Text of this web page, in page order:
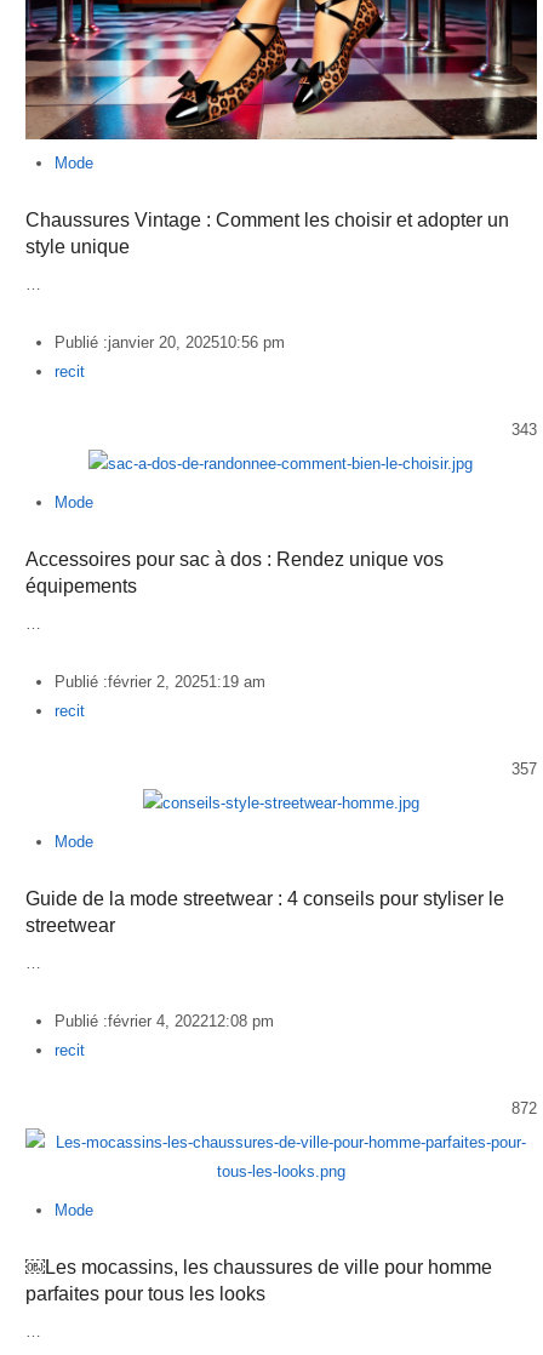
Mode
Chaussures Vintage : Comment les choisir et adopter un
style unique
…
Publié :janvier 20, 202510:56 pm
Author
recit
343
Mode
Accessoires pour sac à dos : Rendez unique vos
équipements
…
Publié :février 2, 20251:19 am
Author
recit
357
Mode
Guide de la mode streetwear : 4 conseils pour styliser le
streetwear
…
Publié :février 4, 202212:08 pm
Author
recit
872
Mode
￼Les mocassins, les chaussures de ville pour homme
parfaites pour tous les looks
…